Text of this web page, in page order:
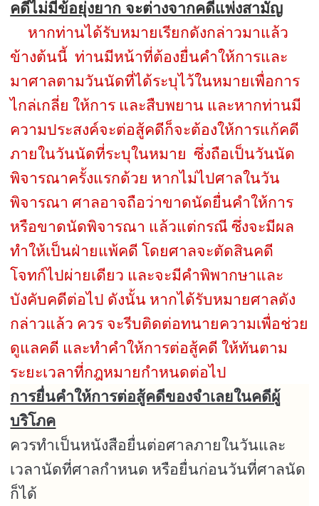
คดีไม่มีข้อยุ่งยาก จะต่างจากคดีแพ่งสามัญ
หากท่านได้รับหมายเรียกดังกล่าวมาแล้ว
ข้างต้นนี้ ท่านมีหน้าที่ต้องยื่นคำให้การและ
มาศาลตามวันนัดที่ได้ระบุไว้ในหมายเพื่อการ
ไกล่เกลี่ย ให้การ และสืบพยาน และหากท่านมี
ความประสงค์จะต่อสู้คดีก็จะต้องให้การแก้คดี
ภายในวันนัดที่ระบุในหมาย ซึ่งถือเป็นวันนัด
พิจารณาครั้งแรกด้วย หากไม่ไปศาลในวัน
พิจารณา ศาลอาจถือว่าขาดนัดยื่นคำให้การ
หรือขาดนัดพิจารณา แล้วแต่กรณี ซึ่งจะมีผล
ทำให้เป็นฝ่ายแพ้คดี โดยศาลจะตัดสินคดี
โจทก์ไปผ่ายเดียว และจะมีคำพิพากษาและ
บังคับคดีต่อไป ดังนั้น หากได้รับหมายศาลดัง
กล่าวแล้ว ควร จะรีบติดต่อทนายความเพื่อช่วย
ดูแลคดี และทำคำให้การต่อสู้คดี ให้ทันตาม
ระยะเวลาที่กฎหมายกำหนดต่อไป
การยื่นคำให้การต่อสู้คดีของจำเลยในคดีผู้
บริโภค
ควรทำเป็นหนังสือยื่นต่อศาลภายในวันและ
เวลานัดที่ศาลกำหนด หรือยื่นก่อนวันที่ศาลนัด
ก็ได้